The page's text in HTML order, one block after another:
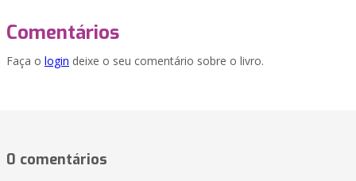
Comentários
Faça o login deixe o seu comentário sobre o livro.
0 comentários